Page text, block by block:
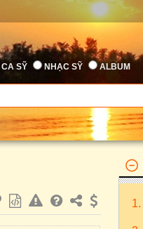
CA SỸ NHẠC SỸ ALBUM